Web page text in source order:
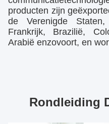
producten zijn
de Verenigde
Frankrijk, Brazilië,
Arabië enzovoort, en
Rondleiding